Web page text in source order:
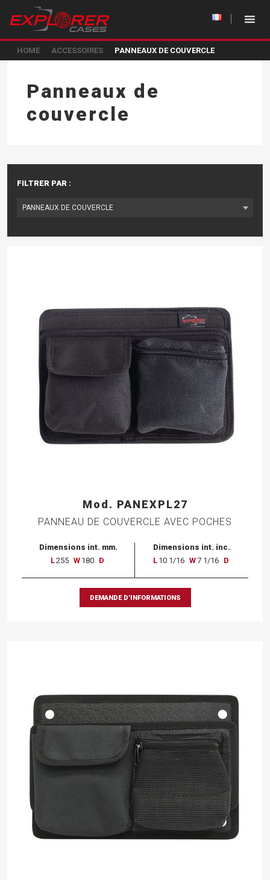
HOME ACCESSOIRES PANNEAUX DE COUVERCLE
Panneaux de
couvercle
FILTRER PAR :
Mod. PANEXPL27
PANNEAU DE COUVERCLE AVEC POCHES
Dimensions int. mm.
L255 W 180 D
Dimensions int. inc.
L 10 1/16 W7 1/16 D
DEMANDE D’INFORMATIONS